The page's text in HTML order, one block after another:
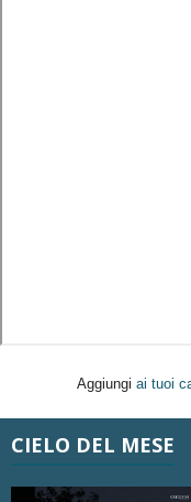
Aggiungi ai tuoi
CIELO DEL MESE